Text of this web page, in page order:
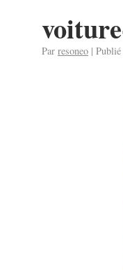
Par resoneo |